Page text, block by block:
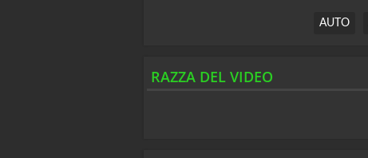
AUTO
RAZZA DEL VIDEO